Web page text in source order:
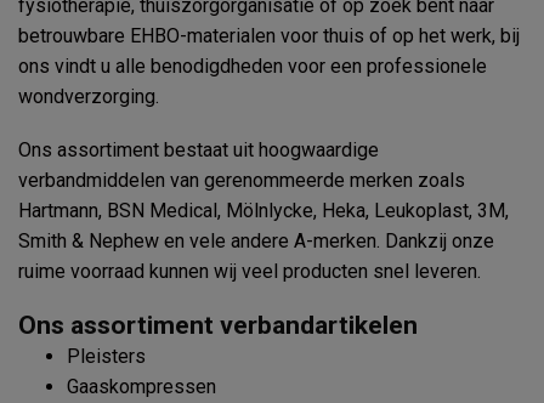
fysiotherapie, thuiszorgorganisatie of op zoek bent naar
betrouwbare EHBO-materialen voor thuis of op het werk, bij
ons vindt u alle benodigdheden voor een professionele
wondverzorging.
Ons assortiment bestaat uit hoogwaardige
verbandmiddelen van gerenommeerde merken zoals
Hartmann, BSN Medical, Mölnlycke, Heka, Leukoplast, 3M,
Smith & Nephew en vele andere A-merken. Dankzij onze
ruime voorraad kunnen wij veel producten snel leveren.
Ons assortiment verbandartikelen
Pleisters
Gaaskompressen